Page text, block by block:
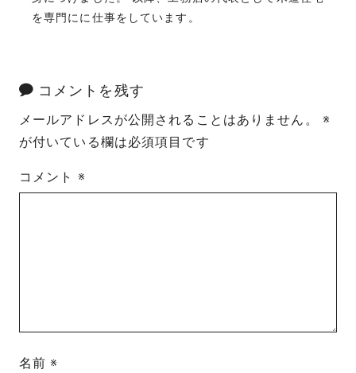
を専門にに仕事をしています。
コメントを残す
メールアドレスが公開されることはありません。
※
が付いている欄は必須項目です
コメント ※
名前※